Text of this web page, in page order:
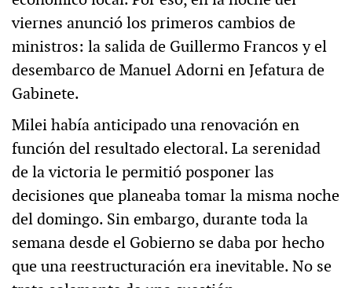
viernes anunció los primeros cambios de
ministros: la salida de Guillermo Francos y el
desembarco de Manuel Adorni en Jefatura de
Gabinete.
Milei había anticipado una renovación en
función del resultado electoral. La serenidad
de la victoria le permitió posponer las
decisiones que planeaba tomar la misma noche
del domingo. Sin embargo, durante toda la
semana desde el Gobierno se daba por hecho
que una reestructuración era inevitable. No se